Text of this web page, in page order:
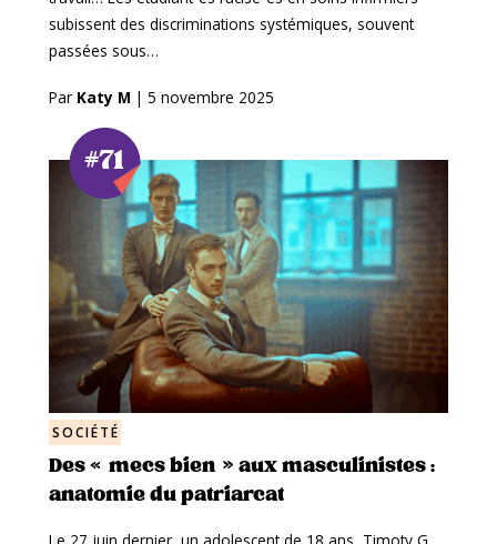
subissent des discriminations systémiques, souvent
passées sous…
Par Katy M | 5 novembre 2025
#71
SOCIÉTÉ
Des « mecs bien » aux masculinistes :
anatomie du patriarcat